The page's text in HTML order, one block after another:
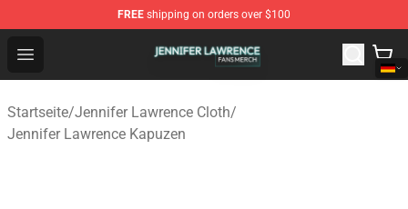
FREE shipping on orders over $100
Open menu
Jennifer Lawrence Shop - Official Jennifer Lawrence
Startseite/Jennifer Lawrence Cloth/
Jennifer Lawrence Kapuzen